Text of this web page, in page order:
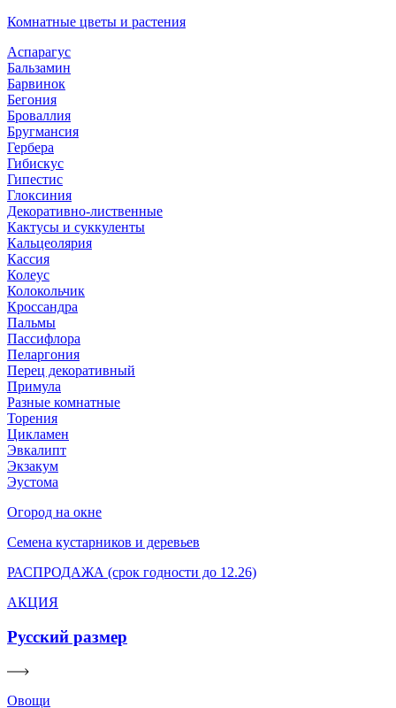
Комнатные цветы и растения
Аспарагус
Бальзамин
Барвинок
Бегония
Броваллия
Бругмансия
Гербера
Гибискус
Гипестис
Глоксиния
Декоративно-лиственные
Кактусы и суккуленты
Кальцеолярия
Кассия
Колеус
Колокольчик
Кроссандра
Пальмы
Пассифлора
Пеларгония
Перец декоративный
Примула
Разные комнатные
Торения
Цикламен
Эвкалипт
Экзакум
Эустома
Огород на окне
Семена кустарников и деревьев
РАСПРОДАЖА (срок годности до 12.26)
АКЦИЯ
Русский размер
Овощи